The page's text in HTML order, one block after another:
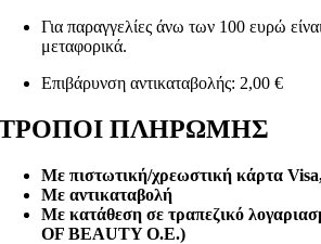
Για παραγγελίες άνω των 100 ευρώ
μεταφορικά.
Επιβάρυνση αντικαταβολής: 2,00 €
ΠΛΗΡΩΜΗΣ
Με πιστωτική/χρεωστική κάρτα Visa
Με αντικαταβολή
Με κατάθεση σε τραπεζικό
OF BEAUTY O.E.)